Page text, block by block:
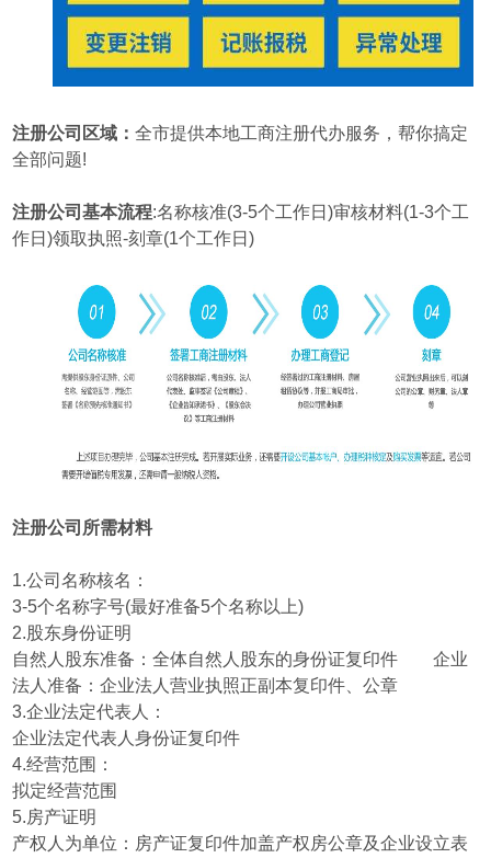
注册公司区域： 全市提供本地工商注册代办服务，帮你搞定
全部问题!
注册公司基本流程:名称核准(3-5个工作日)审核材料(1-3个工
作日)领取执照-刻章(1个工作日)
注册公司所需材料
1.公司名称核名：
3-5个名称字号(最好准备5个名称以上)
2.股东身份证明
自然人股东准备：全体自然人股东的身份证复印件 企业
法人准备：企业法人营业执照正副本复印件、公章
3.企业法定代表人：
企业法定代表人身份证复印件
4.经营范围：
拟定经营范围
5.房产证明
产权人为单位：房产证复印件加盖产权房公章及企业设立表